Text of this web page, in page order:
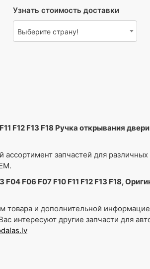
Узнать стоимость доставки
Выберите страну!
F12 F13 F18 Ручка открывания
ассортимент запчастей для
F04 F06 F07 F10 F11 F12 F13 F18,
товара и дополнительной
интересуют другие запчасти для